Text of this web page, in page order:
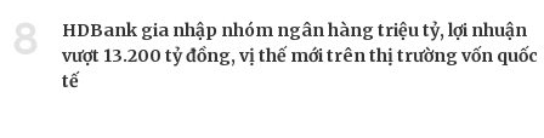
8
HDBank gia nhập nhóm ngân hàng triệu tỷ, lợi nhuận
vượt 13.200 tỷ đồng, vị thế mới trên thị trường vốn quốc
tế